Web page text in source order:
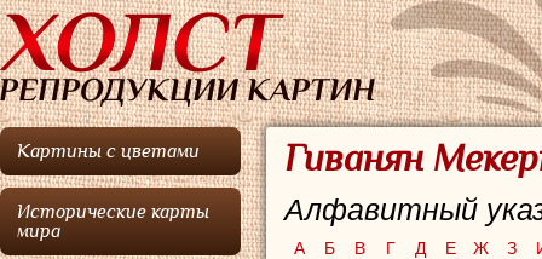
Картины с цветами
Исторические карты
мира
Гиванян
Алфавитный
А Б В Г Д Е Ж З